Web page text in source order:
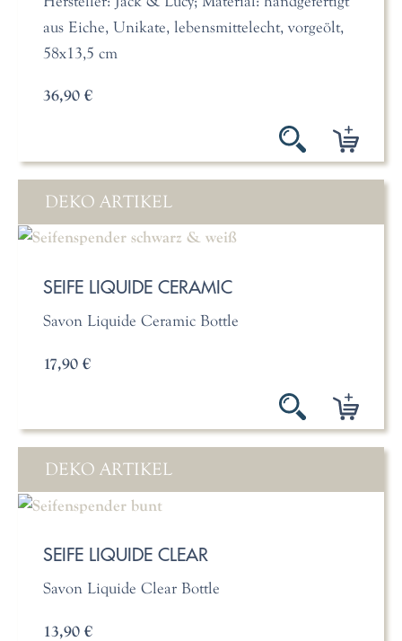
aus Eiche, Unikate, lebensmittelecht, vorgeölt,
58x13,5 cm
36,90 €
DEKO ARTIKEL
SEIFE LIQUIDE CERAMIC
Savon Liquide Ceramic Bottle
17,90 €
DEKO ARTIKEL
SEIFE LIQUIDE CLEAR
Savon Liquide Clear Bottle
13,90 €